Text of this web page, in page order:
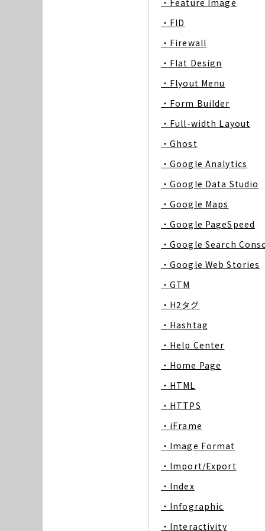
・Feature Image
・FID
・Firewall
・Flat Design
・Flyout Menu
・Form Builder
・Full-width Layout
・Ghost
・Google Analytics
・Google Data Studio
・Google Maps
・Google PageSpeed
・Google Search
・Google Web Stories
・GTM
・H2タグ
・Hashtag
・Help Center
・Home Page
・HTML
・HTTPS
・iFrame
・Image Format
・Import/Export
・Index
・Infographic
・Interactivity